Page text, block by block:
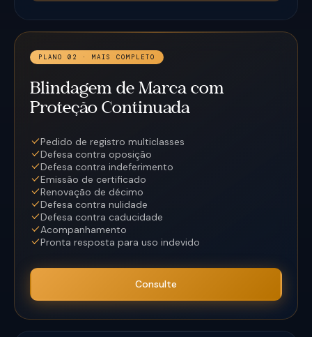
PLANO 02 · MAIS COMPLETO
Blindagem de Marca com
Proteção Continuada
Pedido de registro multiclasses
Defesa contra oposição
Defesa contra indeferimento
Emissão de certificado
Renovação de décimo
Defesa contra nulidade
Defesa contra caducidade
Acompanhamento
Pronta resposta para uso indevido
Consulte